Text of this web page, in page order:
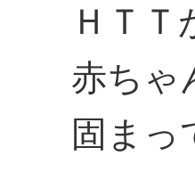
ＨＴ
赤ちゃ
固まっ